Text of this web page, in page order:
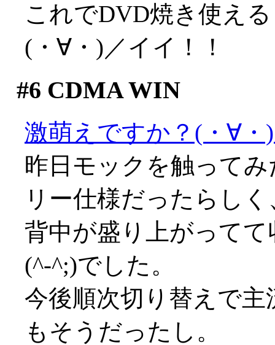
これでDVD焼き使え
(・∀・)／イイ！！
#6 CDMA WIN
激萌えですか？(・∀・
昨日モックを触って
リー仕様だったらしく
背中が盛り上がって
(^-^;)でした。
今後順次切り替えで
もそうだったし。